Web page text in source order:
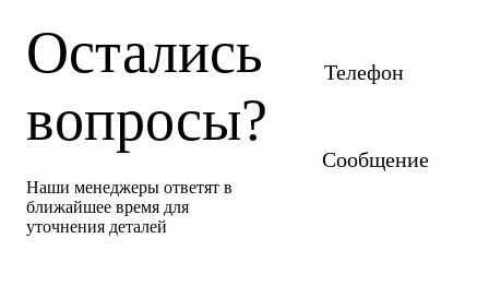
Остались
вопросы?
Наши менеджеры ответят в
ближайшее время для
уточнения деталей